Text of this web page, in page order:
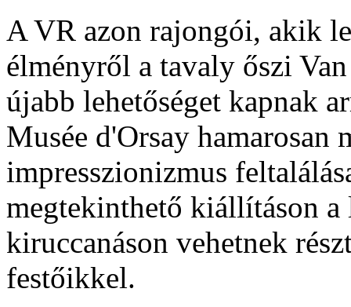
A VR azon rajongói, akik
élményről a tavaly őszi
újabb lehetőséget kapnak
Musée d'Orsay
impresszionizmus
megtekinthető kiállításon
kiruccanáson vehetnek
festőikkel.